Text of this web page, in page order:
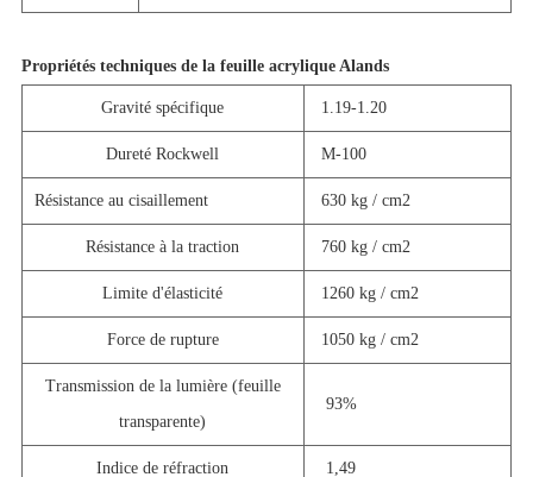
Propriétés techniques de la feuille acrylique Alands
Gravité spécifique 1.19-1.20
Dureté Rockwell M-100
Résistance au cisaillement 630 kg / cm2
Résistance à la traction 760 kg / cm2
Limite d'élasticité 1260 kg / cm2
Force de rupture 1050 kg / cm2
Transmission de la lumière (feuille
transparente)
93%
Indice de réfraction 1,49